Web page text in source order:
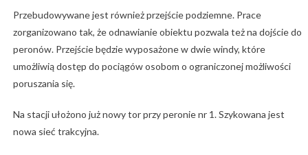
Przebudowywane jest również przejście podziemne. Prace
zorganizowano tak, że odnawianie obiektu pozwala też na dojście do
peronów. Przejście będzie wyposażone w dwie windy, które
umożliwią dostęp do pociągów osobom o ograniczonej możliwości
poruszania się.
Na stacji ułożono już nowy tor przy peronie nr 1. Szykowana jest
nowa sieć trakcyjna.